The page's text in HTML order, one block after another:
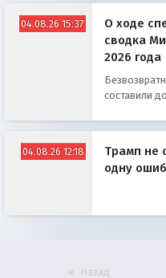
04.08.26 15:37
О ходе
сводка
2026 года
составили
04.08.26 12:18
Трамп не
одну
Назад